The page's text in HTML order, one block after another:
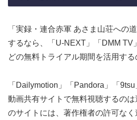
「実録・連合赤軍 あさま山荘への
するなら、「U-NEXT」「DMM TV
どの無料トライアル期間を活用する
「Dailymotion」「Pandora」「
動画共有サイトで無料視聴するの
のサイトには、著作権者の許可な